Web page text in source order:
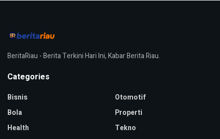
BeritaRiau - Berita Terkini Hari Ini, Kabar Berita Riau.
Categories
Bisnis
Bola
Health
Otomotif
Properti
Tekno